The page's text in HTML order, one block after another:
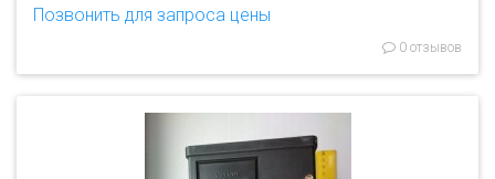
Позвонить для запроса цены
0 отзывов